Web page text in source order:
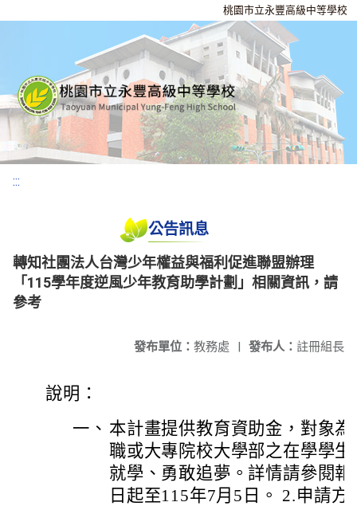
桃園市立永豐高級中等學校
:::
公告訊息
轉知社團法人台灣少年權益與福利促進聯盟辦理
「115學年度逆風少年教育助學計劃」相關資訊，請
參考
發布人： 註冊組長
發布單位： 教務處 |
說明：
一、 本計畫提供教育資助金，對象
職或大專院校大學部之在學學
就學、勇敢追夢。詳情請參閱
日起至115年7月5日。 2.申請